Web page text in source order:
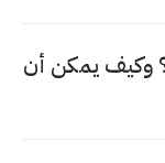
وكيف يمكن أن